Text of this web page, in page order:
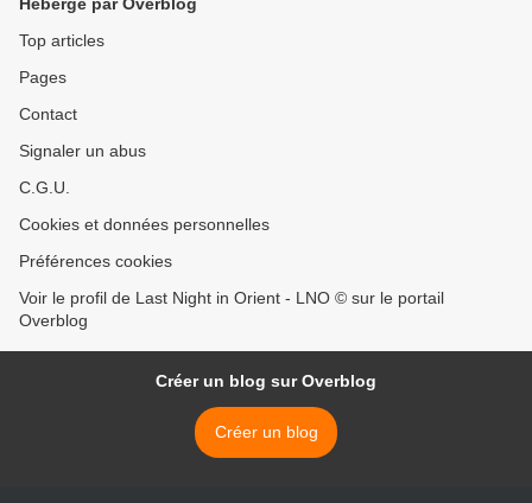
Top articles
Pages
Contact
Signaler un abus
C.G.U.
Cookies et données personnelles
Préférences cookies
Voir le profil de Last Night in Orient - LNO © sur le portail
Overblog
Créer un blog sur Overblog
Créer un blog